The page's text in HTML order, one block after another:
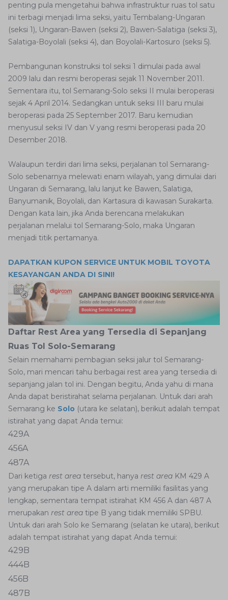
penting pula mengetahui bahwa infrastruktur ruas tol satu
ini terbagi menjadi lima seksi, yaitu Tembalang-Ungaran
(seksi 1), Ungaran-Bawen (seksi 2), Bawen-Salatiga (seksi 3),
Salatiga-Boyolali (seksi 4), dan Boyolali-Kartosuro (seksi 5).
Pembangunan konstruksi tol seksi 1 dimulai pada awal
2009 lalu dan resmi beroperasi sejak 11 November 2011.
Sementara itu, tol Semarang-Solo seksi II mulai beroperasi
sejak 4 April 2014. Sedangkan untuk seksi III baru mulai
beroperasi pada 25 September 2017. Baru kemudian
menyusul seksi IV dan V yang resmi beroperasi pada 20
Desember 2018.
Walaupun terdiri dari lima seksi, perjalanan tol Semarang-
Solo sebenarnya melewati enam wilayah, yang dimulai dari
Ungaran di Semarang, lalu lanjut ke Bawen, Salatiga,
Banyumanik, Boyolali, dan Kartasura di kawasan Surakarta.
Dengan kata lain, jika Anda berencana melakukan
perjalanan melalui tol Semarang-Solo, maka Ungaran
menjadi titik pertamanya.
DAPATKAN KUPON SERVICE UNTUK MOBIL TOYOTA
KESAYANGAN ANDA DI SINI!
Daftar Rest Area yang Tersedia di Sepanjang
Ruas Tol Solo-Semarang
Selain memahami pembagian seksi jalur tol Semarang-
Solo, mari mencari tahu berbagai rest area yang tersedia di
sepanjang jalan tol ini. Dengan begitu, Anda yahu di mana
Anda dapat beristirahat selama perjalanan. Untuk dari arah
Semarang ke Solo (utara ke selatan), berikut adalah tempat
istirahat yang dapat Anda temui:
429A
456A
487A
Dari ketiga rest area tersebut, hanya rest area KM 429 A
yang merupakan tipe A dalam arti memiliki fasilitas yang
lengkap, sementara tempat istirahat KM 456 A dan 487 A
merupakan rest area tipe B yang tidak memiliki SPBU.
Untuk dari arah Solo ke Semarang (selatan ke utara), berikut
adalah tempat istirahat yang dapat Anda temui:
429B
444B
456B
487B